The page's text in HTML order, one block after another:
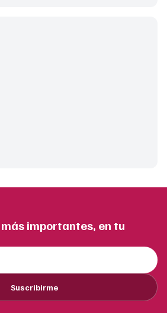
importantes, en tu
Suscribirme